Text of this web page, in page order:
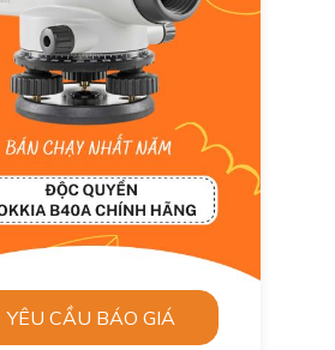
YÊU CẦU BÁO GIÁ